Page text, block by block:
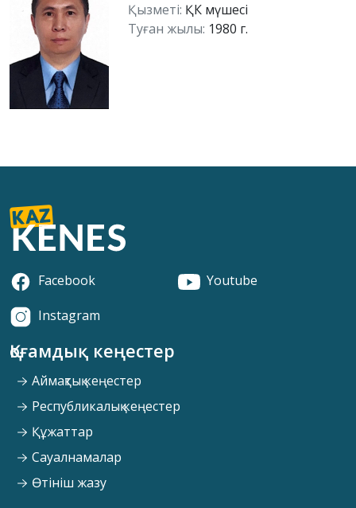
Қызметі: ҚК мүшесі
Туған жылы: 1980 г.
Facebook
Youtube
Instagram
Қоғамдық кеңестер
Аймақтық кеңестер
Республикалық кеңестер
Құжаттар
Сауалнамалар
Өтініш жазу